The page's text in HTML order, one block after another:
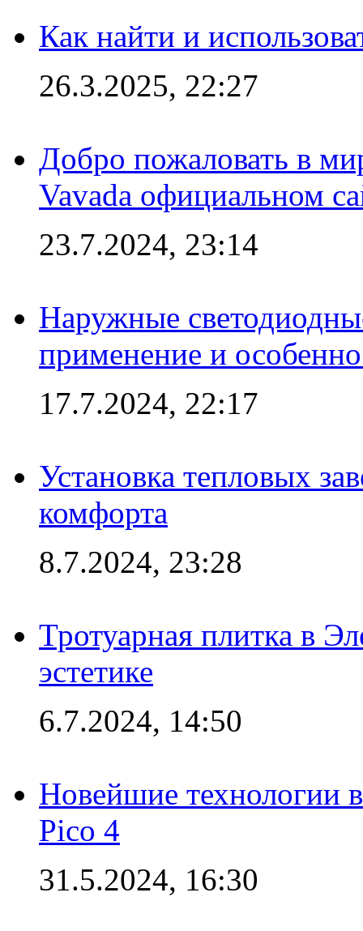
Как найти и
26.3.2025, 22:27
Добро пожаловать в
Vavada официальном
23.7.2024, 23:14
Наружные
применение и
17.7.2024, 22:17
Установка тепловых
комфорта
8.7.2024, 23:28
Тротуарная плитка в
эстетике
6.7.2024, 14:50
Новейшие технологии
Pico 4
31.5.2024, 16:30